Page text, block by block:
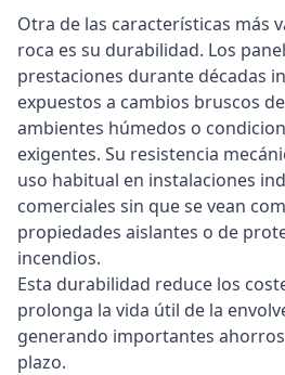
Otra de las características más
roca es su durabilidad. Los
prestaciones durante décadas
expuestos a cambios bruscos
ambientes húmedos o
exigentes. Su resistencia
uso habitual en instalaciones
comerciales sin que se vean
propiedades aislantes o de
incendios.
Esta durabilidad reduce los
prolonga la vida útil de la
generando importantes
plazo.